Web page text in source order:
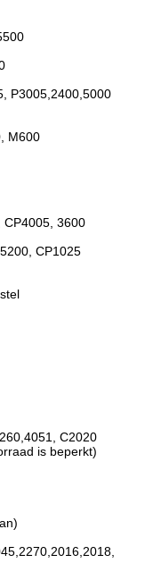
P3005,2400,5000
M600
CP4005, 3600
CP1025
C2020
is beperkt)